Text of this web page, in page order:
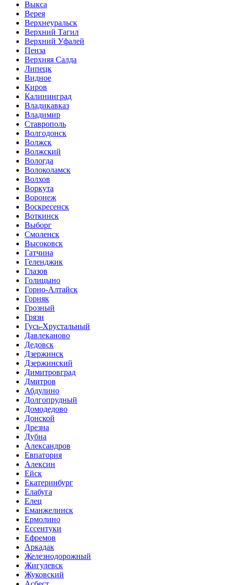
Выкса
Верея
Верхнеуральск
Верхний Тагил
Верхний Уфалей
Пенза
Верхняя Салда
Липецк
Видное
Киров
Калининград
Владикавказ
Владимир
Ставрополь
Волгодонск
Волжск
Волжский
Вологда
Волоколамск
Волхов
Воркута
Воронеж
Воскресенск
Воткинск
Выборг
Смоленск
Высоковск
Гатчина
Геленджик
Глазов
Голицыно
Горно-Алтайск
Горняк
Грозный
Грязи
Гусь-Хрустальный
Давлеканово
Дедовск
Дзержинск
Дзержинский
Димитровград
Дмитров
Абдулино
Долгопрудный
Домодедово
Донской
Дрезна
Дубна
Александров
Евпатория
Алексин
Ейск
Екатеринбург
Елабуга
Елец
Еманжелинск
Ермолино
Ессентуки
Ефремов
Аркадак
Железнодорожный
Жигулевск
Жуковский